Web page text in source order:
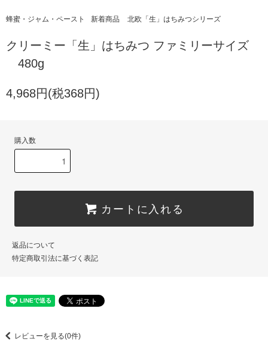
蜂蜜・ジャム・ペースト 新着商品 北欧「生」はちみつシリーズ
クリーミー「生」はちみつ ファミリーサイズ
480g
4,968円(税368円)
購入数
カートに入れる
返品について
特定商取引法に基づく表記
レビューを見る(0件)